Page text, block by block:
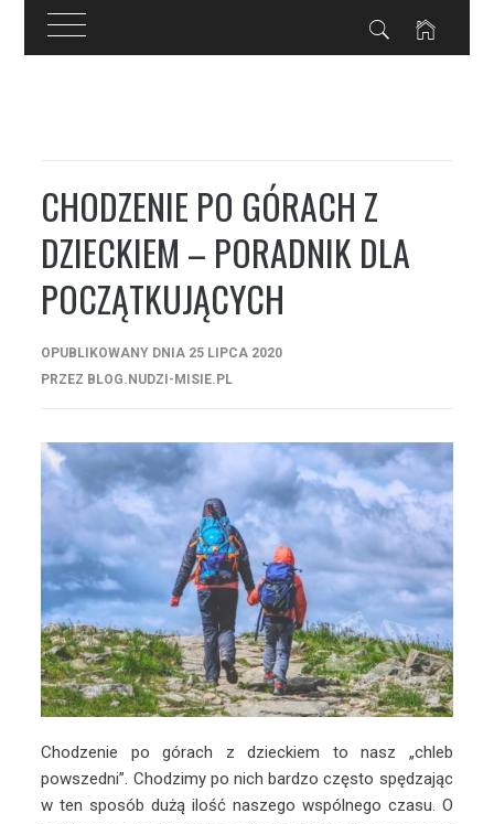
CHODZENIE PO GÓRACH Z
DZIECKIEM – PORADNIK DLA
POCZĄTKUJĄCYCH
OPUBLIKOWANY DNIA 25 LIPCA 2020
PRZEZ BLOG.NUDZI-MISIE.PL
Chodzenie po górach z dzieckiem to nasz „chleb
powszedni”. Chodzimy po nich bardzo często spędzając
w ten sposób dużą ilość naszego wspólnego czasu. O